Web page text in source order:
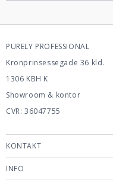
PURELY PROFESSIONAL
Kronprinsessegade 36 kld.
1306 KBH K
Showroom & kontor
CVR: 36047755
KONTAKT
INFO